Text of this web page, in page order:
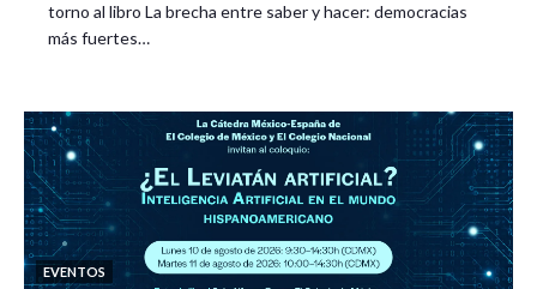
torno al libro La brecha entre saber y hacer: democracias
más fuertes…
EVENTOS